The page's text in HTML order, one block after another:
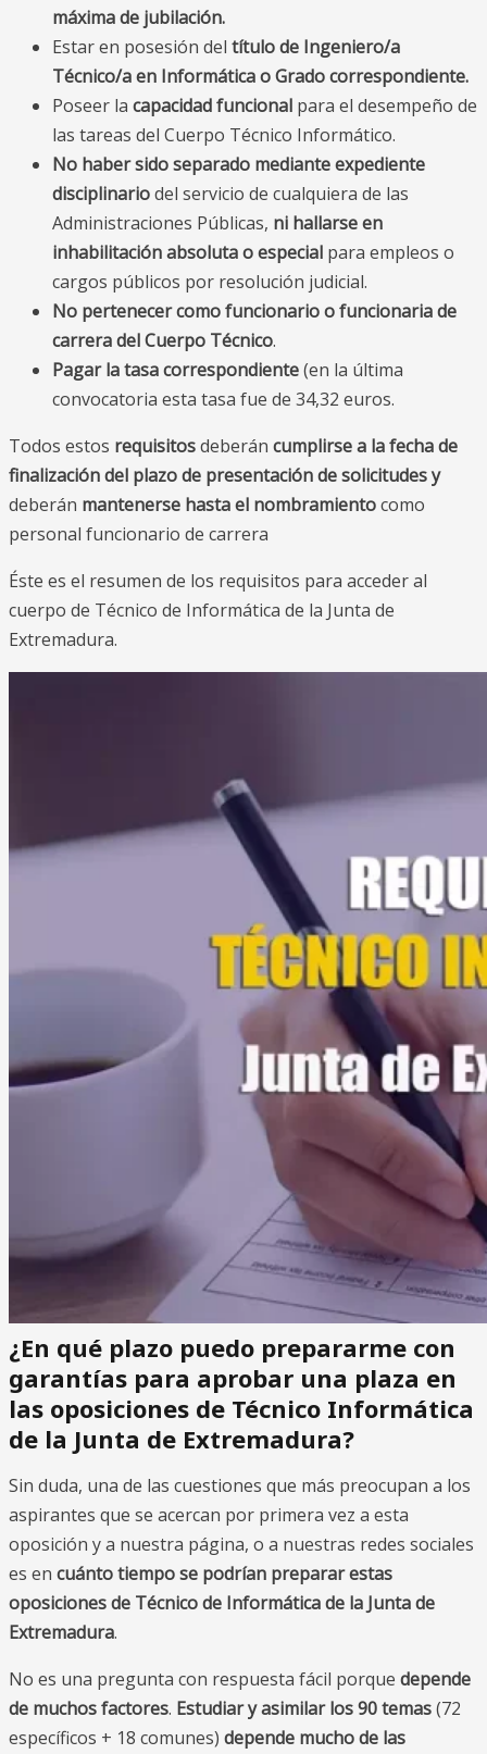
máxima de jubilación.
Estar en posesión del título de Ingeniero/a
Técnico/a en Informática o Grado correspondiente.
Poseer la capacidad funcional para el desempeño de
las tareas del Cuerpo Técnico Informático.
No haber sido separado mediante expediente
disciplinariodel servicio de cualquiera de las
Administraciones Públicas, ni hallarse en
inhabilitación absoluta o especial para empleos o
cargos públicos por resolución judicial.
No pertenecer como funcionario o funcionaria de
carrera del Cuerpo Técnico.
Pagar la tasa correspondiente(en la última
convocatoria esta tasa fue de 34,32 euros.
Todos estos requisitosdeberán cumplirse a la fecha de
finalización del plazo de presentación de solicitudes y
deberán mantenerse hasta el nombramientocomo
personal funcionario de carrera
Éste es el resumen de los requisitos para acceder al
cuerpo de Técnico de Informática de la Junta de
Extremadura.
¿En qué plazo puedo prepararme con
garantías para aprobar una plaza en
las oposiciones de Técnico Informática
de la Junta de Extremadura?
Sin duda, una de las cuestiones que más preocupan a los
aspirantes que se acercan por primera vez a esta
oposición y a nuestra página, o a nuestras redes sociales
es en cuánto tiempo se podrían preparar estas
oposiciones de Técnico de Informática de la Junta de
Extremadura.
No es una pregunta con respuesta fácil porque depende
de muchos factores. Estudiar y asimilar los 90 temas(72
específicos + 18 comunes) depende mucho de las